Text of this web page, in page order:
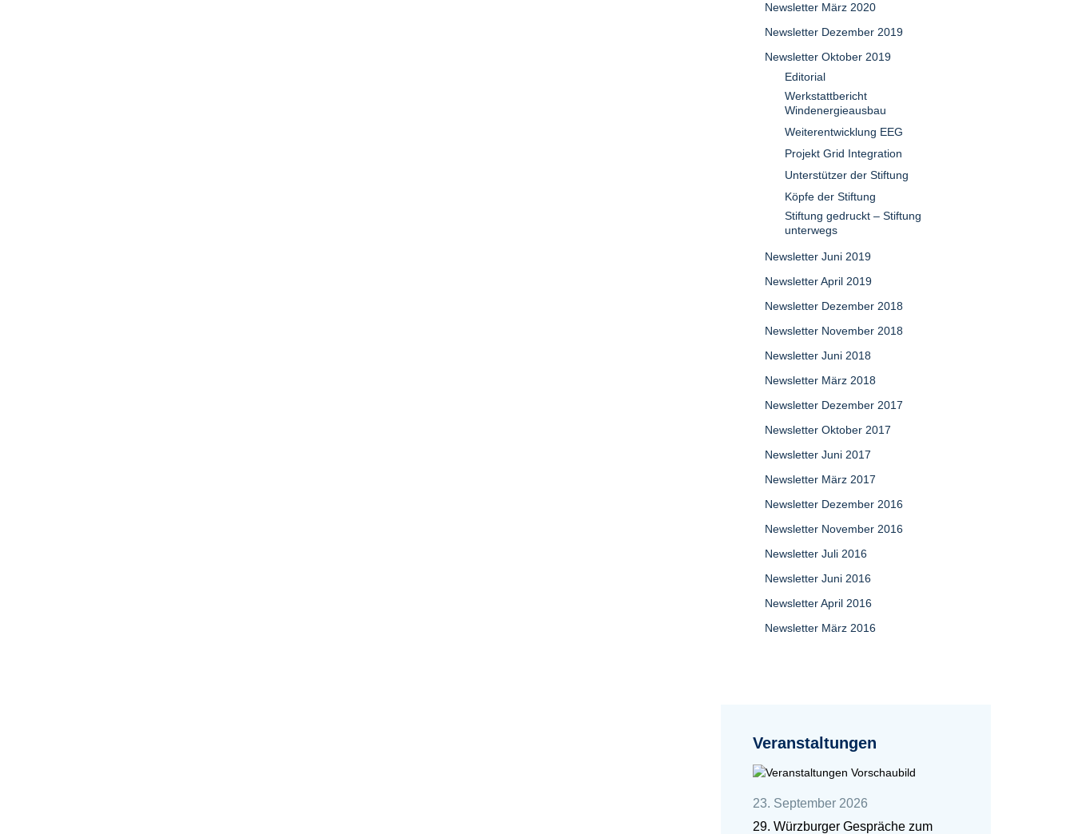
Newsletter März 2020
Newsletter Dezember 2019
Newsletter Oktober 2019
Editorial
Werkstattbericht
Windenergieausbau
Weiterentwicklung EEG
Projekt Grid Integration
Unterstützer der Stiftung
Köpfe der Stiftung
Stiftung gedruckt – Stiftung
unterwegs
Newsletter Juni 2019
Newsletter April 2019
Newsletter Dezember 2018
Newsletter November 2018
Newsletter Juni 2018
Newsletter März 2018
Newsletter Dezember 2017
Newsletter Oktober 2017
Newsletter Juni 2017
Newsletter März 2017
Newsletter Dezember 2016
Newsletter November 2016
Newsletter Juli 2016
Newsletter Juni 2016
Newsletter April 2016
Newsletter März 2016
Veranstaltungen
23. September 2026
29. Würzburger Gespräche zum